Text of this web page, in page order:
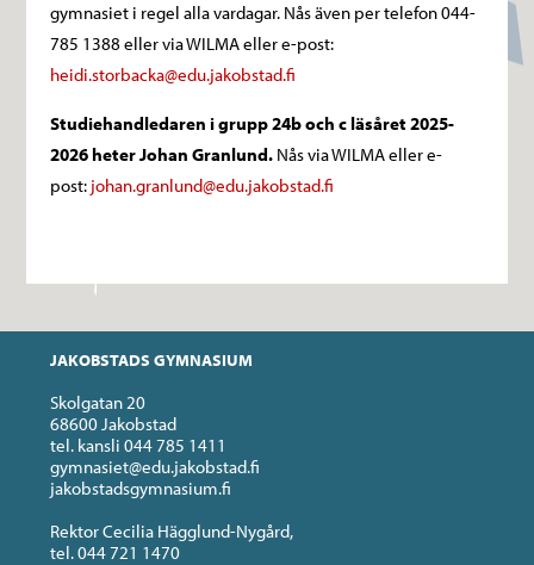
gymnasiet i regel alla vardagar. Nås även per telefon 044-
785 1388 eller via WILMA eller e-post:
heidi.storbacka@edu.jakobstad.fi
Studiehandledaren i grupp 24b och c läsåret 2025-
2026 heter Johan Granlund. Nås via WILMA eller e-
post: johan.granlund@edu.jakobstad.fi
JAKOBSTADS GYMNASIUM
Skolgatan 20
68600 Jakobstad
tel. kansli 044 785 1411
gymnasiet@edu.jakobstad.fi
jakobstadsgymnasium.fi
Rektor Cecilia Hägglund-Nygård,
tel. 044 721 1470